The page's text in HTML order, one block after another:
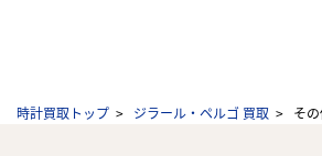
時計買取トップ ジラール・ペルゴ 買取 そ